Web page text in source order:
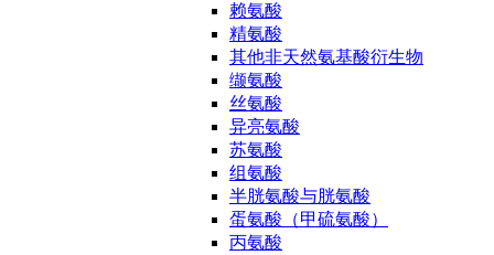
赖氨酸
精氨酸
其他非天然氨基酸衍生物
缬氨酸
丝氨酸
异亮氨酸
苏氨酸
组氨酸
半胱氨酸与胱氨酸
蛋氨酸（甲硫氨酸）
丙氨酸